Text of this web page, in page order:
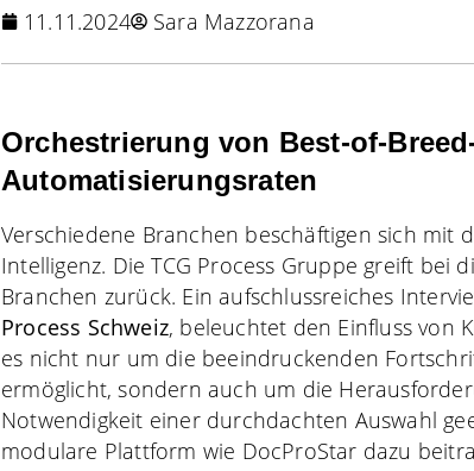
11.11.2024 Sara Mazzorana
Orchestrierung von Best-of-
Automatisierungsraten
Verschiedene Branchen beschäftigen sich mit
Intelligenz. Die TCG Process Gruppe greift bei
Branchen zurück. Ein aufschlussreiches
Process Schweiz, beleuchtet den Einfluss von
es nicht nur um die beeindruckenden
ermöglicht, sondern auch um die
Notwendigkeit einer durchdachten Auswahl
modulare Plattform wie DocProStar dazu